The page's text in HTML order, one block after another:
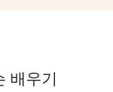
배우기